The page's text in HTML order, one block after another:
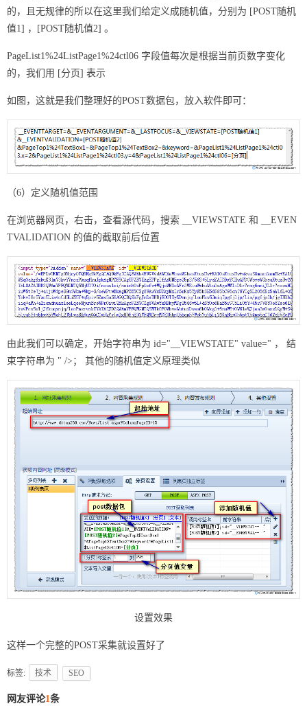
的，且无规律的所以在这里我们给定义成随机值，分别为 [POST随机
值1] ，[POST随机值2] 。
PageList1%24ListPage1%24ctl06 字段值每次是根据当前页数字变化
的，我们用 [分页] 表示
如图，这就是我们整理好的POST数据包，放入软件即可：
（6）定义随机值范围
在浏览器网页，右击，查看源代码，搜索 __VIEWSTATE 和 __EVEN
TVALIDATION 的值的截取前后位置
由此我们可以确定，开始字符串为 id="__VIEWSTATE" value=" ， 结
束字符串为 " />； 其他的随机值定义原理类似
设置效果
这样一个完整的POST采集就设置好了
标签: 技术 SEO
网友评论1条